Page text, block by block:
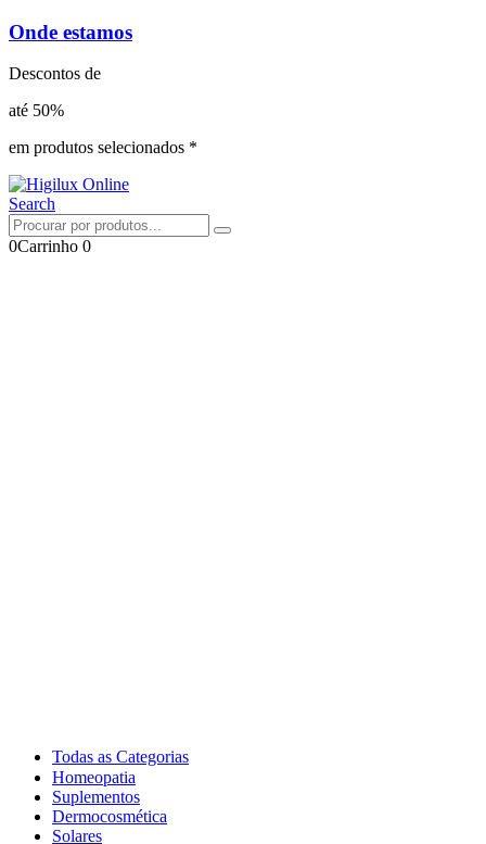
Onde estamos
Descontos de
até 50%
em produtos selecionados *
Search
0Carrinho 0
Todas as Categorias
Homeopatia
Suplementos
Dermocosmética
Solares